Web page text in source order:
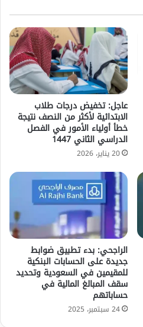
عاجل: تخفيض درجات طلاب
الابتدائية لأكثر من النصف نتيجة
خطأ أولياء الأمور في الفصل
الدراسي الثاني 1447
20 يناير، 2026
الراجحي: بدء تطبيق ضوابط
جديدة على الحسابات البنكية
للمقيمين في السعودية وتحديد
سقف المبالغ المالية في
حساباتهم
24 سبتمبر، 2025